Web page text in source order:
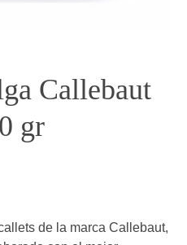
Callebaut
gr
de la marca Callebaut,